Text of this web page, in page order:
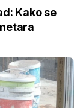
Kako se